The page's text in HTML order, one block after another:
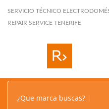
SERVICIO TÉCNICO
REPAIR SERVICE TENERIFE
¿Que marca buscas?